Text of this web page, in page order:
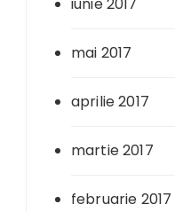
mai 2017
aprilie 2017
martie 2017
februarie 2017